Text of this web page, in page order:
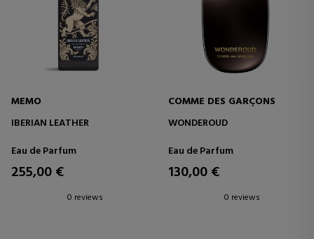
MEMO
IBERIAN LEATHER
Eau de Parfum
255,00 €
0 reviews
COMME DES GARÇONS
WONDEROUD
Eau de Parfum
130,00 €
0 reviews